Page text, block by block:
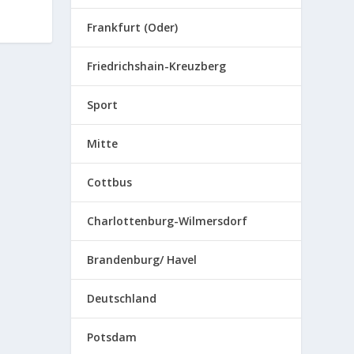
Frankfurt (Oder)
Friedrichshain-Kreuzberg
Sport
Mitte
Cottbus
Charlottenburg-Wilmersdorf
Brandenburg/ Havel
Deutschland
Potsdam